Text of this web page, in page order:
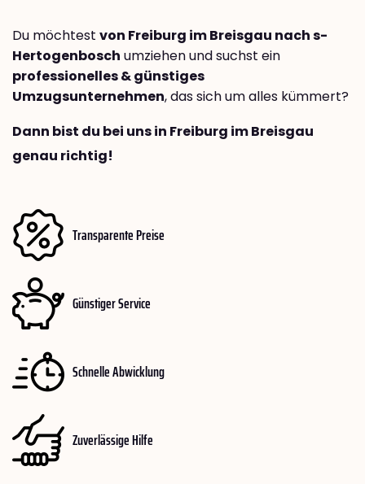
Du möchtest von Freiburg im Breisgau nach s-
Hertogenbosch umziehen und suchst ein
professionelles & günstiges
Umzugsunternehmen, das sich um alles kümmert?
Dann bist du bei uns in Freiburg im Breisgau
genau richtig!
Transparente Preise
Günstiger Service
Schnelle Abwicklung
Zuverlässige Hilfe